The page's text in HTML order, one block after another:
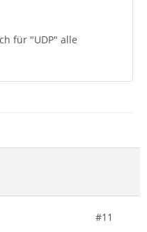
für "UDP" alle
#11